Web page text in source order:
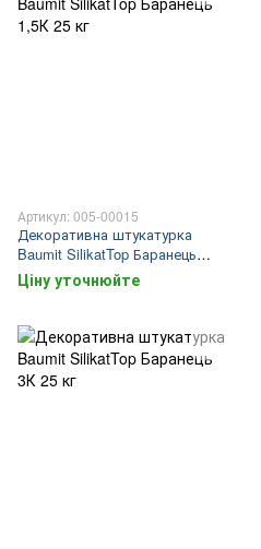
Артикул: 005-00015
Декоративна штукатурка
Baumit SilikatTop Баранець
1,5К 25 кг
Ціну уточнюйте